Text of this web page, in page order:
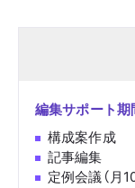
編集サポート期
構成案作成
記事編集
定例会議（月